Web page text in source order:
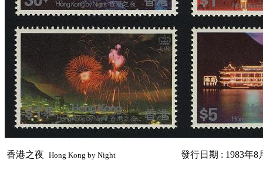
香港之夜 Hong Kong by Night 發行日期 : 1983年8